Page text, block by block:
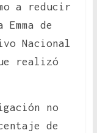
a reducir
de
Nacional
realizó
no
de